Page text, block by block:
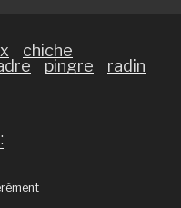
chiche
pingre
radin